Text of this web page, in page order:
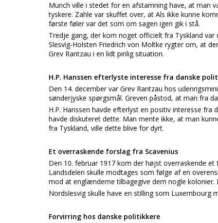
Munch ville i stedet for en afstamning have, at man
tyskere. Zahle var skuffet over, at Als ikke kunne
første føler var det som om sagen igen gik i stå.
Tredje gang, der kom noget officielt fra Tyskland
Slesvig-Holsten Friedrich von Moltke rygter om, at
Grev Rantzau i en lidt pinlig situation.
H.P. Hanssen efterlyste interesse fra danske
Den 14. december var Grev Rantzau hos
sønderjyske spørgsmål. Greven påstod, at man fra
H.P. Hanssen havde efterlyst en positiv interesse
havde diskuteret dette. Man mente ikke, at man
fra Tyskland, ville dette blive for dyrt.
Et overraskende forslag fra Scavenius
Den 10. februar 1917 kom der højst overraskende
Landsdelen skulle modtages som følge af en
mod at englænderne tilbagegive dem nogle kolonier.
Nordslesvig skulle have en stilling som
Forvirring hos danske politikkere